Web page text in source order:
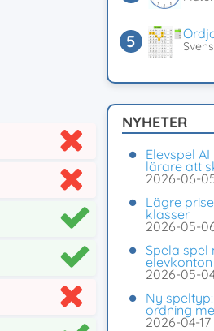
NYHETER
Elevspel
lärare att
2026-06-
Lägre
klasser
2026-05-
Spela spel
elevkonton
2026-05-
Ny
ordning
2026-04-17